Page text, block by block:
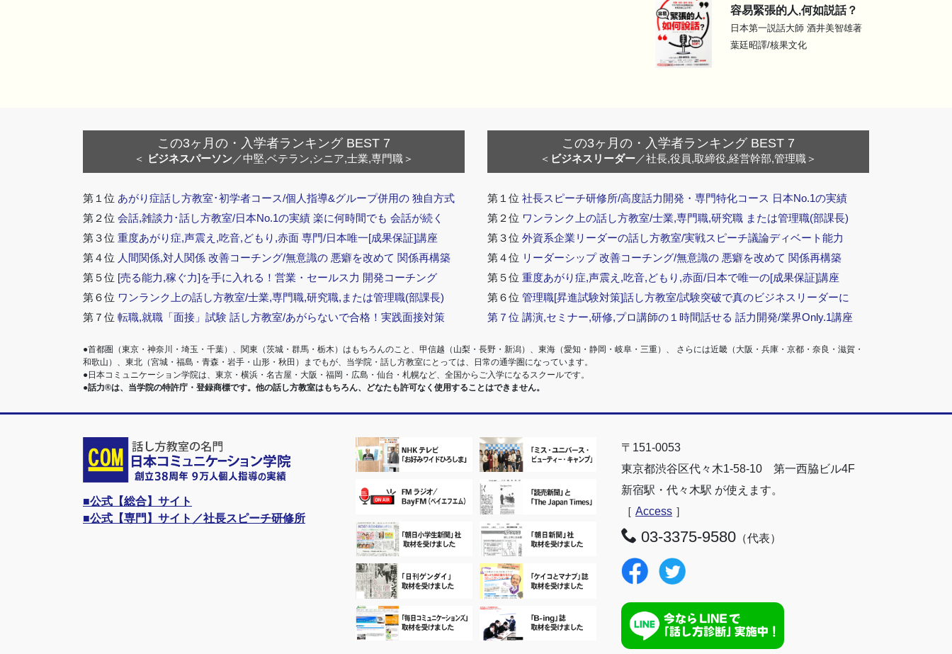
容易緊張的人,何如説話？
日本第一説話大師 酒井美智雄著
葉廷昭譯/核果文化
この3ヶ月の・入学者ランキング BEST 7
＜ ビジネスパーソン／中堅,ベテラン,シニア,士業,専門職＞
第１位 あがり症話し方教室･初学者コース/個人指導&グループ併用の 独自方式
第２位 会話,雑談力･話し方教室/日本No.1の実績 楽に何時間でも 会話が続く
第３位 重度あがり症,声震え,吃音,どもり,赤面 専門/日本唯一[成果保証]講座
第４位 人間関係,対人関係 改善コーチング/無意識の 悪癖を改めて 関係再構築
第５位 [売る能力,稼ぐ力]を手に入れる！営業・セールス力 開発コーチング
第６位 ワンランク上の話し方教室/士業,専門職,研究職,または管理職(部課長)
第７位 転職,就職「面接」試験 話し方教室/あがらないで合格！実践面接対策
この3ヶ月の・入学者ランキング BEST 7
＜ ビジネスリーダー／社長,役員,取締役,経営幹部,管理職＞
第１位 社長スピーチ研修所/高度話力開発・専門特化コース 日本No.1の実績
第２位 ワンランク上の話し方教室/士業,専門職,研究職 または管理職(部課長)
第３位 外資系企業リーダーの話し方教室/実戦スピーチ議論ディベート能力
第４位 リーダーシップ 改善コーチング/無意識の 悪癖を改めて 関係再構築
第５位 重度あがり症,声震え,吃音,どもり,赤面/日本で唯一の[成果保証]講座
第６位 管理職[昇進試験対策]話し方教室/試験突破で真のビジネスリーダーに
第７位 講演,セミナー,研修,プロ講師の１時間話せる 話力開発/業界Only.1講座
●首都圏（東京・神奈川・埼玉・千葉）、関東（茨城・群馬・栃木）はもちろんのこと、甲信越（山梨・長野・新潟）、東海（愛知・静岡・岐阜・三重）、 さらには近畿（大阪・兵庫・京都・奈良・滋賀・
和歌山）、東北（宮城・福島・青森・岩手・山形・秋田）までもが、当学院・話し方教室にとっては、日常の通学圏になっています。
●日本コミュニケーション学院は、東京・横浜・名古屋・大阪・福岡・広島・仙台・札幌など、全国からご入学になるスクールです。
●話力®は、当学院の特許庁・登録商標です。他の話し方教室はもちろん、どなたも許可なく使用することはできません。
■公式【総合】サイト
■公式【専門】サイト／社長スピーチ研修所
〒151-0053
東京都渋谷区代々木1-58-10 第一西脇ビル4F
新宿駅・代々木駅 が使えます。
［ Access］
03-3375-9580（代表）